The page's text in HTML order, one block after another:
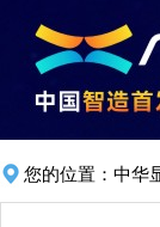
您的位置： 中华